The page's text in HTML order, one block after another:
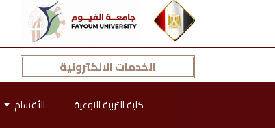
الخدمات الالكترونية
كلية التربية النوعية الأقسام